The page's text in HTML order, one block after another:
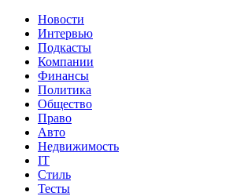
Новости
Интервью
Подкасты
Компании
Финансы
Политика
Общество
Право
Авто
Недвижимость
IT
Стиль
Тесты